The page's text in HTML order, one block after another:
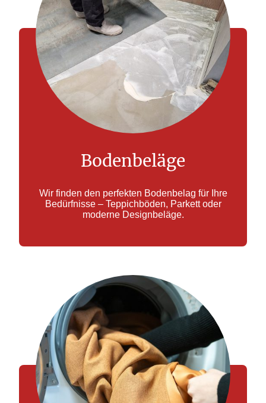
Bodenbeläge
Wir finden den perfekten Bodenbelag für Ihre
Bedürfnisse – Teppichböden, Parkett oder
moderne Designbeläge.